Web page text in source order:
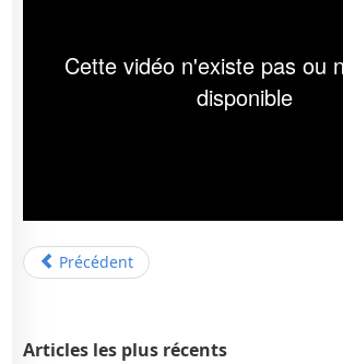
Précédent
Articles les plus récents